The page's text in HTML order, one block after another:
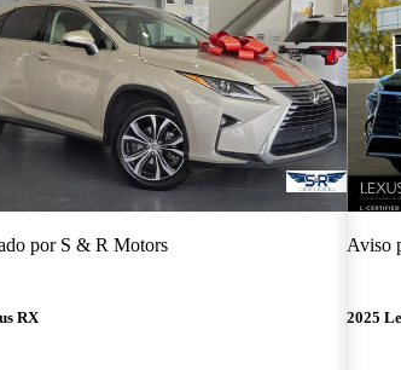
por S & R Motors
RX
Aviso
2025